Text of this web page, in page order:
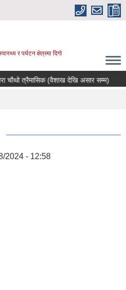
र पर्यटन क्षेत्रमा दिगाे
चौथो त्रैमासिक (वैशाख देखि असार सम्म)
2024 - 12:58